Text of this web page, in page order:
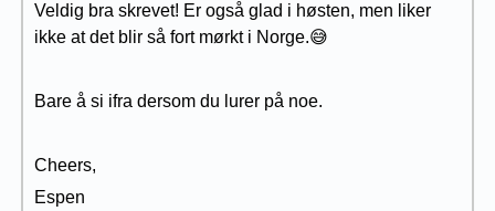
Veldig bra skrevet! Er også glad i høsten, men liker
ikke at det blir så fort mørkt i Norge.😅
Bare å si ifra dersom du lurer på noe.
Cheers,
Espen